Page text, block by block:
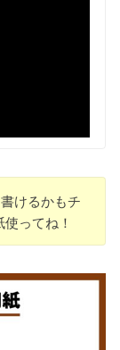
けるかもチ
ってね！